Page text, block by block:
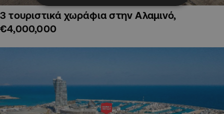
3 τουριστικά χωράφια στην Αλαμινό,
€4,000,000